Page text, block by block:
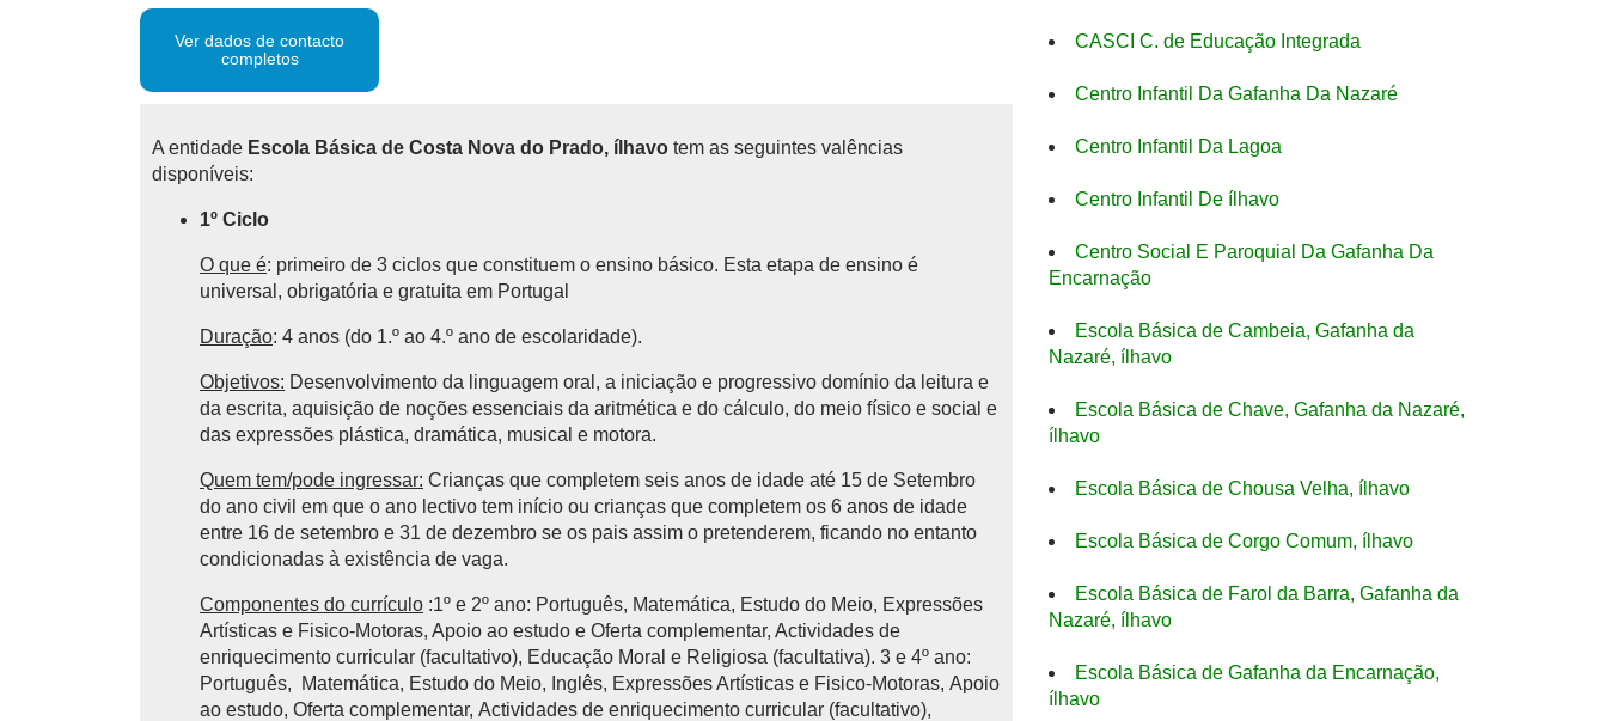
Ver dados de contacto
completos
A entidade Escola Básica de Costa Nova do Prado, ílhavo tem as seguintes valências
disponíveis:
1º Ciclo
O que é: primeiro de 3 ciclos que constituem o ensino básico. Esta etapa de ensino é
universal, obrigatória e gratuita em Portugal
Duração: 4 anos (do 1.º ao 4.º ano de escolaridade).
Objetivos: Desenvolvimento da linguagem oral, a iniciação e progressivo domínio da leitura e
da escrita, aquisição de noções essenciais da aritmética e do cálculo, do meio físico e social e
das expressões plástica, dramática, musical e motora.
Quem tem/pode ingressar: Crianças que completem seis anos de idade até 15 de Setembro
do ano civil em que o ano lectivo tem início ou crianças que completem os 6 anos de idade
entre 16 de setembro e 31 de dezembro se os pais assim o pretenderem, ficando no entanto
condicionadas à existência de vaga.
Componentes do currículo :1º e 2º ano: Português, Matemática, Estudo do Meio, Expressões
Artísticas e Fisico-Motoras, Apoio ao estudo e Oferta complementar, Actividades de
enriquecimento curricular (facultativo), Educação Moral e Religiosa (facultativa). 3 e 4º ano:
Português, Matemática, Estudo do Meio, Inglês, Expressões Artísticas e Fisico-Motoras, Apoio
ao estudo, Oferta complementar, Actividades de enriquecimento curricular (facultativo),
CASCI C. de Educação Integrada
Centro Infantil Da Gafanha Da Nazaré
Centro Infantil Da Lagoa
Centro Infantil De ílhavo
Centro Social E Paroquial Da Gafanha Da
Encarnação
Escola Básica de Cambeia, Gafanha da
Nazaré, ílhavo
Escola Básica de Chave, Gafanha da Nazaré,
ílhavo
Escola Básica de Chousa Velha, ílhavo
Escola Básica de Corgo Comum, ílhavo
Escola Básica de Farol da Barra, Gafanha da
Nazaré, ílhavo
Escola Básica de Gafanha da Encarnação,
ílhavo